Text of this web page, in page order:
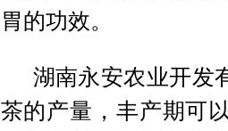
胃的功效。
湖南永安农业开发
茶的产量，丰产期可